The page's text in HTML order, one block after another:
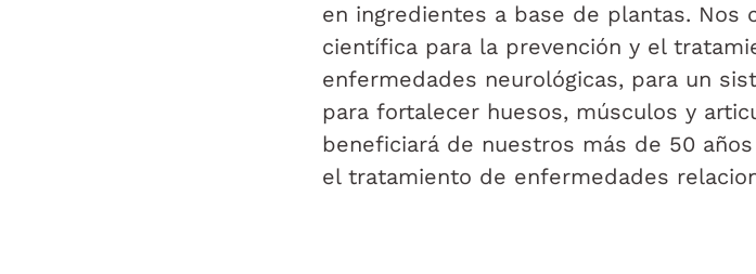
en ingredientes a base de plantas. Nos
científica para la prevención y el
enfermedades neurológicas, para un
para fortalecer huesos, músculos y
beneficiará de nuestros más de 50
el tratamiento de enfermedades